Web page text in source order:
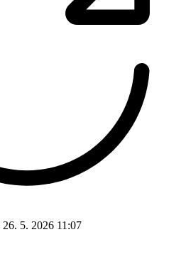
26. 5. 2026 11:07